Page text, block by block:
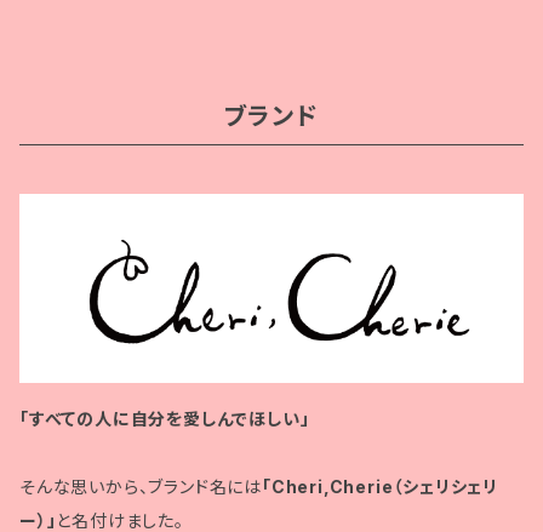
ブランド
「すべての人に自分を愛しんでほしい」
そんな思いから、ブランド名には「Cheri,Cherie（シェリシェリ
ー）」 と名付けました。